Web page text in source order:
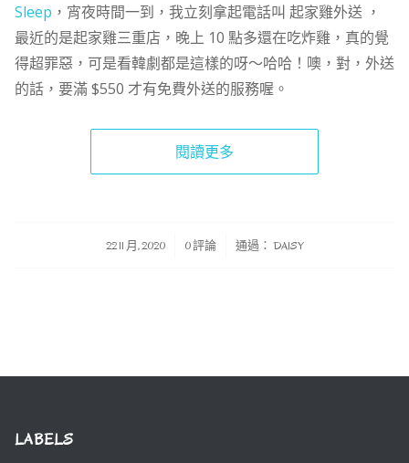
Sleep ，宵夜時間一到，我立刻拿起電話叫 起家雞外送 ，
最近的是起家雞三重店，晚上 10 點多還在吃炸雞，真的覺
得超罪惡，可是看韓劇都是這樣的呀～哈哈！噢，對，外送
的話，要滿 $550 才有免費外送的服務喔。
閱讀更多
22 11 月, 2020
/ 0 評論 通過： DAISY
LABELS